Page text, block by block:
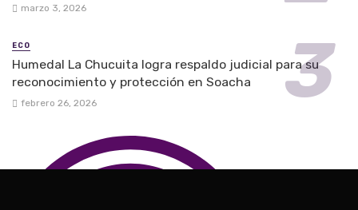
marzo 3, 2026
ECO
Humedal La Chucuita logra respaldo judicial para su
reconocimiento y protección en Soacha
febrero 26, 2026